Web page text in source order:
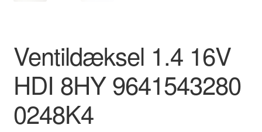
Vilkår og betingelser
Ventildæksel 1.4 16V
HDI 8HY 9641543280
0248K4